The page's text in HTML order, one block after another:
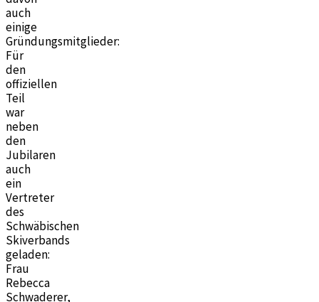
auch
einige
Gründungsmitglieder:
Für
den
offiziellen
Teil
war
neben
den
Jubilaren
auch
ein
Vertreter
des
Schwäbischen
Skiverbands
geladen:
Frau
Rebecca
Schwaderer,